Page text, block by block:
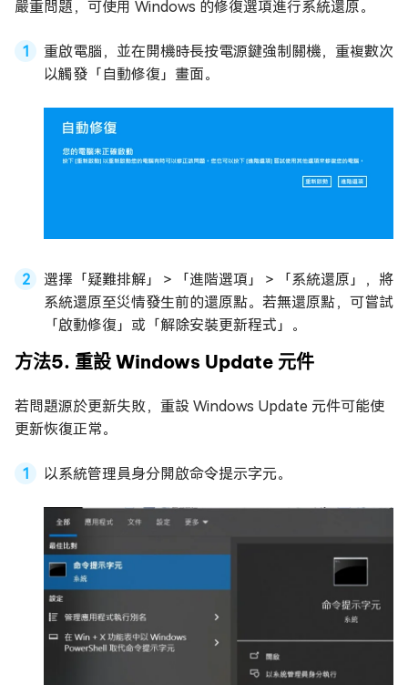
嚴重問題，可使用 Windows 的修復選項進行系統還原。
重啟電腦，並在開機時長按電源鍵強制關機，重複數次
以觸發「自動修復」畫面。
選擇「疑難排解」＞「進階選項」＞「系統還原」，將
系統還原至災情發生前的還原點。若無還原點，可嘗試
「啟動修復」或「解除安裝更新程式」。
方法5. 重設 Windows Update 元件
若問題源於更新失敗，重設 Windows Update 元件可能使
更新恢復正常。
以系統管理員身分開啟命令提示字元。